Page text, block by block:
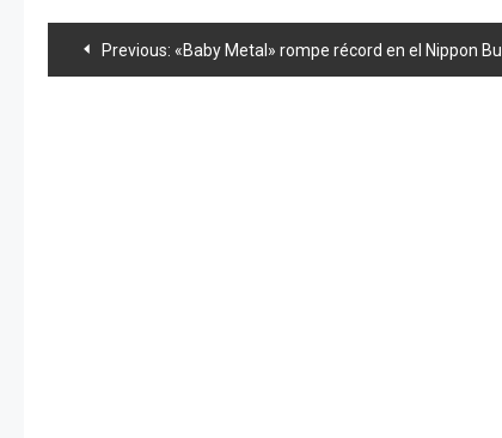
Navegación
Previous: «Baby Metal» rompe récord en el Nippon Budokan